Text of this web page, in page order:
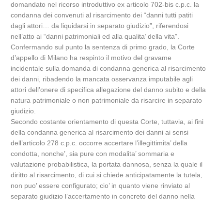
domandato nel ricorso introduttivo ex articolo 702-bis c.p.c. la
condanna dei convenuti al risarcimento dei “danni tutti patiti
dagli attori… da liquidarsi in separato giudizio”, riferendosi
nell’atto ai “danni patrimoniali ed alla qualita’ della vita”.
Confermando sul punto la sentenza di primo grado, la Corte
d’appello di Milano ha respinto il motivo del gravame
incidentale sulla domanda di condanna generica al risarcimento
dei danni, ribadendo la mancata osservanza imputabile agli
attori dell’onere di specifica allegazione del danno subito e della
natura patrimoniale o non patrimoniale da risarcire in separato
giudizio.
Secondo costante orientamento di questa Corte, tuttavia, ai fini
della condanna generica al risarcimento dei danni ai sensi
dell’articolo 278 c.p.c. occorre accertare l’illegittimita’ della
condotta, nonche’, sia pure con modalita’ sommaria e
valutazione probabilistica, la portata dannosa, senza la quale il
diritto al risarcimento, di cui si chiede anticipatamente la tutela,
non puo’ essere configurato; cio’ in quanto viene rinviato al
separato giudizio l’accertamento in concreto del danno nella